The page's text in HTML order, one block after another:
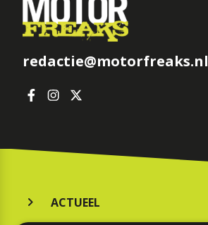
redactie@motorfreaks.nl
ACTUEEL